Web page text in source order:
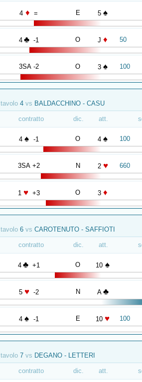
4 ♦ = E 5 ♠
4 ♣ -1 O J ♦ 50
3SA -2 O 3 ♠ 100
tavolo 4 vs BALDACCHINO - CASU
contratto dic. att.
4 ♠ -1 O 4 ♠ 100
3SA +2 N 2 ♥ 660
1 ♥ +3 O 3 ♦
tavolo 6 vs CAROTENUTO - SAFFIOTI
contratto dic. att.
4 ♣ +1 O 10 ♠
5 ♥ -2 N A ♣
4 ♠ -1 E 10 ♥ 100
tavolo 7 vs DEGANO - LETTERI
contratto dic. att.